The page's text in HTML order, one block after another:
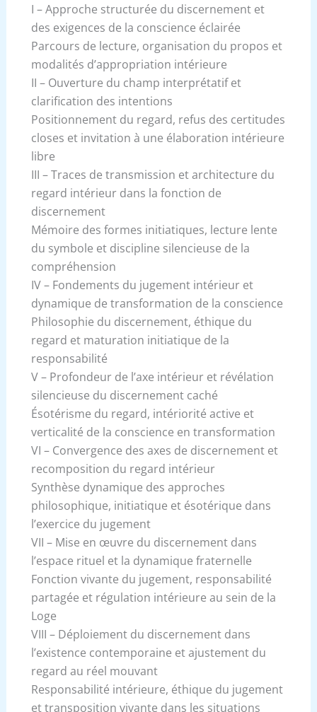
I – Approche structurée du discernement et
des exigences de la conscience éclairée
Parcours de lecture, organisation du propos et
modalités d’appropriation intérieure
II – Ouverture du champ interprétatif et
clarification des intentions
Positionnement du regard, refus des certitudes
closes et invitation à une élaboration intérieure
libre
III – Traces de transmission et architecture du
regard intérieur dans la fonction de
discernement
Mémoire des formes initiatiques, lecture lente
du symbole et discipline silencieuse de la
compréhension
IV – Fondements du jugement intérieur et
dynamique de transformation de la conscience
Philosophie du discernement, éthique du
regard et maturation initiatique de la
responsabilité
V – Profondeur de l’axe intérieur et révélation
silencieuse du discernement caché
Ésotérisme du regard, intériorité active et
verticalité de la conscience en transformation
VI – Convergence des axes de discernement et
recomposition du regard intérieur
Synthèse dynamique des approches
philosophique, initiatique et ésotérique dans
l’exercice du jugement
VII – Mise en œuvre du discernement dans
l’espace rituel et la dynamique fraternelle
Fonction vivante du jugement, responsabilité
partagée et régulation intérieure au sein de la
Loge
VIII – Déploiement du discernement dans
l’existence contemporaine et ajustement du
regard au réel mouvant
Responsabilité intérieure, éthique du jugement
et transposition vivante dans les situations